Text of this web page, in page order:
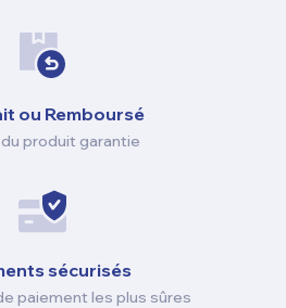
ou Remboursé
produit garantie
sécurisés
paiement les plus sûres